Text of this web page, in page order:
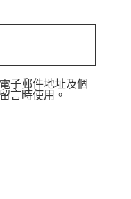
子郵件地址及個
言時使用。